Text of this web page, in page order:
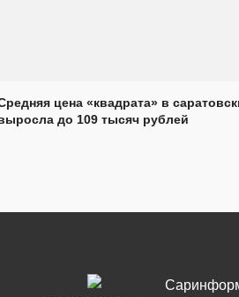
цена «квадрата» в
до 109 тысяч рублей